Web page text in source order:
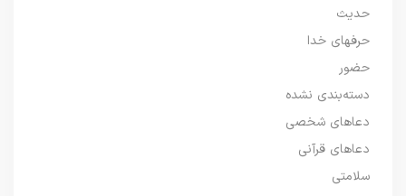
حدیث
حرفهای خدا
حضور
دسته‌بندی نشده
دعاهای شخصی
دعاهای قرآنی
سلامتی